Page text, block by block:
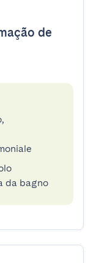
de
da bagno